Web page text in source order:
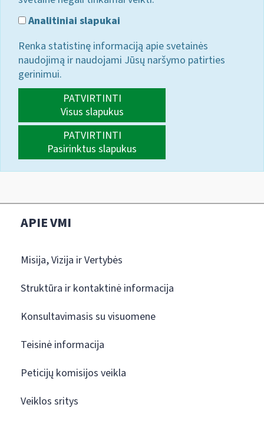
Analitiniai slapukai
Renka statistinę informaciją apie svetainės
naudojimą ir naudojami Jūsų naršymo patirties
gerinimui.
PATVIRTINTI
Visus slapukus
PATVIRTINTI
Pasirinktus slapukus
APIE VMI
Misija, Vizija ir Vertybės
Struktūra ir kontaktinė informacija
Konsultavimasis su visuomene
Teisinė informacija
Peticijų komisijos veikla
Veiklos sritys